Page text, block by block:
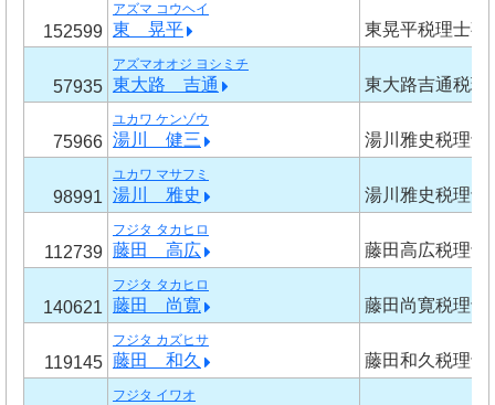
152599
アズマ コウヘイ
東 晃平 東晃平税理士事
57935
アズマオオジ ヨシミチ
東大路 吉通 東大路吉通税理
75966
ユカワ ケンゾウ
湯川 健三 湯川雅史税理士
98991
ユカワ マサフミ
湯川 雅史 湯川雅史税理士
112739
フジタ タカヒロ
藤田 高広 藤田高広税理士
140621
フジタ タカヒロ
藤田 尚寛 藤田尚寛税理士
119145
フジタ カズヒサ
藤田 和久 藤田和久税理士
フジタ イワオ